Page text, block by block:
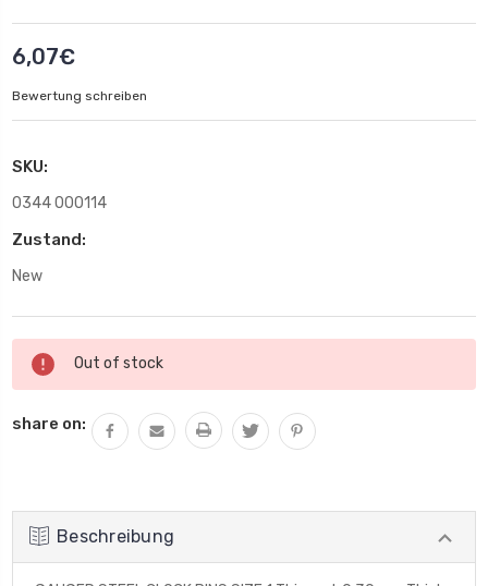
6,07€
Bewertung schreiben
SKU:
0344 000114
Zustand:
New
Aktueller
Lagerbestand:
Out of stock
share on:
Beschreibung